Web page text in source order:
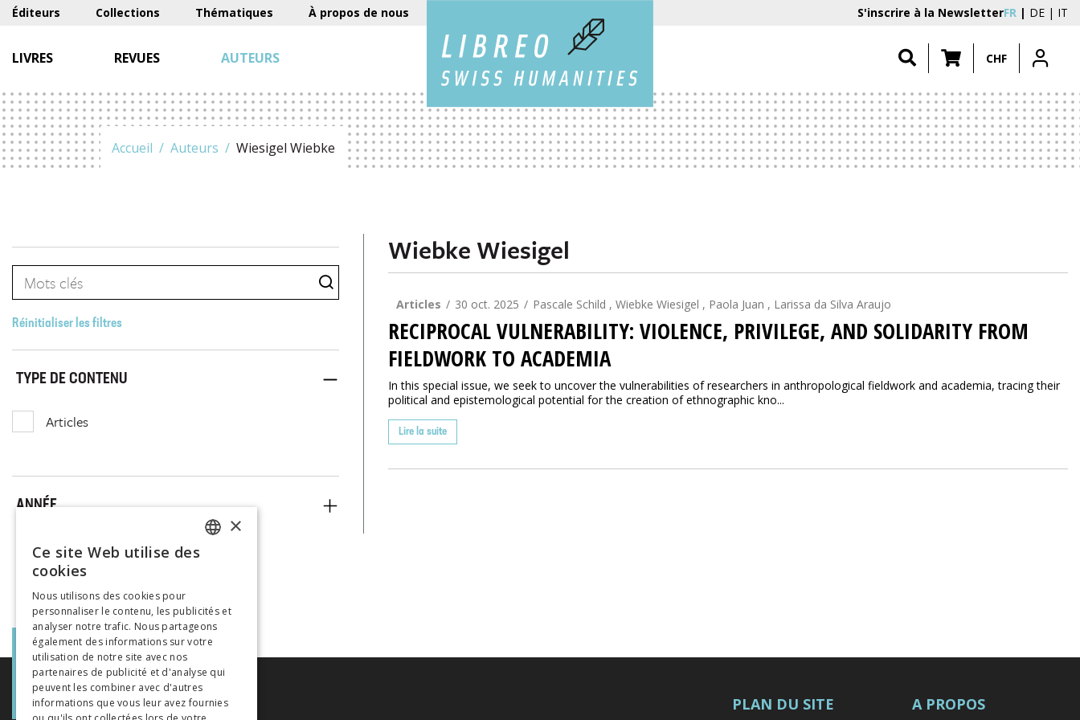
Éditeurs Collections Thématiques À propos de nous S'inscrire à la NewsletterFR DE IT
LIVRES REVUES AUTEURS CHF
Accueil Auteurs Wiesigel Wiebke
Réinitialiser les filtres
TYPE DE CONTENU
Articles
ANNÉE
Wiebke Wiesigel
Articles 30 oct. 2025 Pascale Schild , Wiebke Wiesigel , Paola Juan , Larissa da Silva Araujo
RECIPROCAL VULNERABILITY: VIOLENCE, PRIVILEGE, AND SOLIDARITY FROM
FIELDWORK TO ACADEMIA
In this special issue, we seek to uncover the vulnerabilities of researchers in anthropological fieldwork and academia, tracing their
political and epistemological potential for the creation of ethnographic kno...
Lire la suite
PLAN DU SITE A PROPOS
ITALIAN
×
Ce site Web utilise des
cookies
Nous utilisons des cookies pour
personnaliser le contenu, les publicités et
analyser notre trafic. Nous partageons
également des informations sur votre
utilisation de notre site avec nos
partenaires de publicité et d'analyse qui
peuvent les combiner avec d'autres
informations que vous leur avez fournies